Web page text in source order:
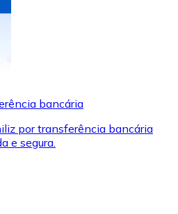
para comprar
bancária
por transferência bancária
e segura.